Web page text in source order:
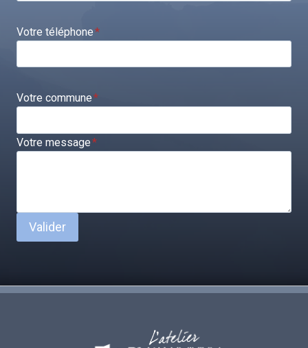
Votre téléphone*
Votre commune*
Votre message*
Valider